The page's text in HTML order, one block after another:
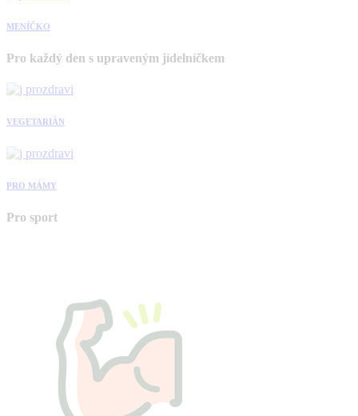
MENÍČKO
Pro každý den s upraveným jídelníčkem
VEGETARIÁN
PRO MÁMY
Pro sport